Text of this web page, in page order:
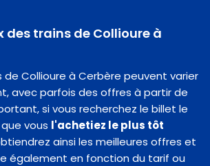
des trains de Collioure à
de Collioure à Cerbère peuvent varier
avec parfois des offres à partir de
si vous recherchez le billet le
vous l'achetiez le plus tôt
ainsi les meilleures offres et
également en fonction du tarif ou